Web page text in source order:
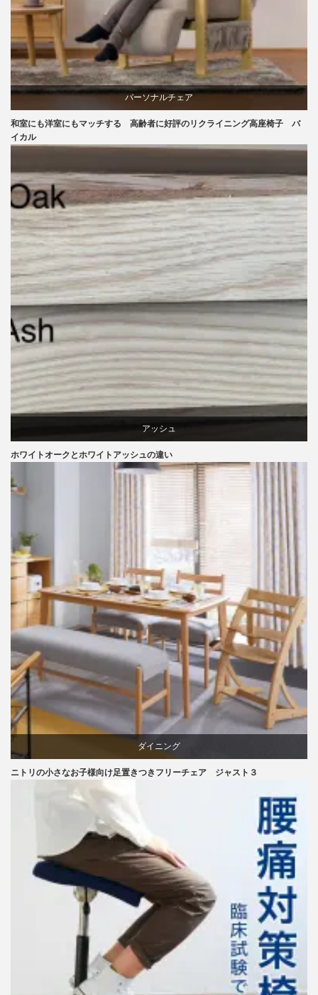
パーソナルチェア
リクライニングチェア
椅子
和室にも洋室にもマッチする 高齢者に好評のリクライニング高座椅子 バ
イカル
アッシュ
オーク
ホワイトオークとホワイトアッシュの違い
ダイニング
成形合板
椅子
ニトリの小さなお子様向け足置きつきフリーチェア ジャスト３